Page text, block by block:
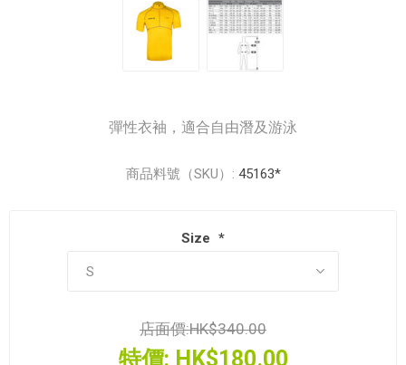
彈性衣袖，適合自由潛及游泳
商品料號（SKU）: 45163*
Size *
店面價:HK$340.00
特價: HK$180.00